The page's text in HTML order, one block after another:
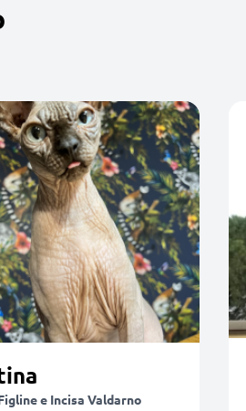
e Incisa Valdarno